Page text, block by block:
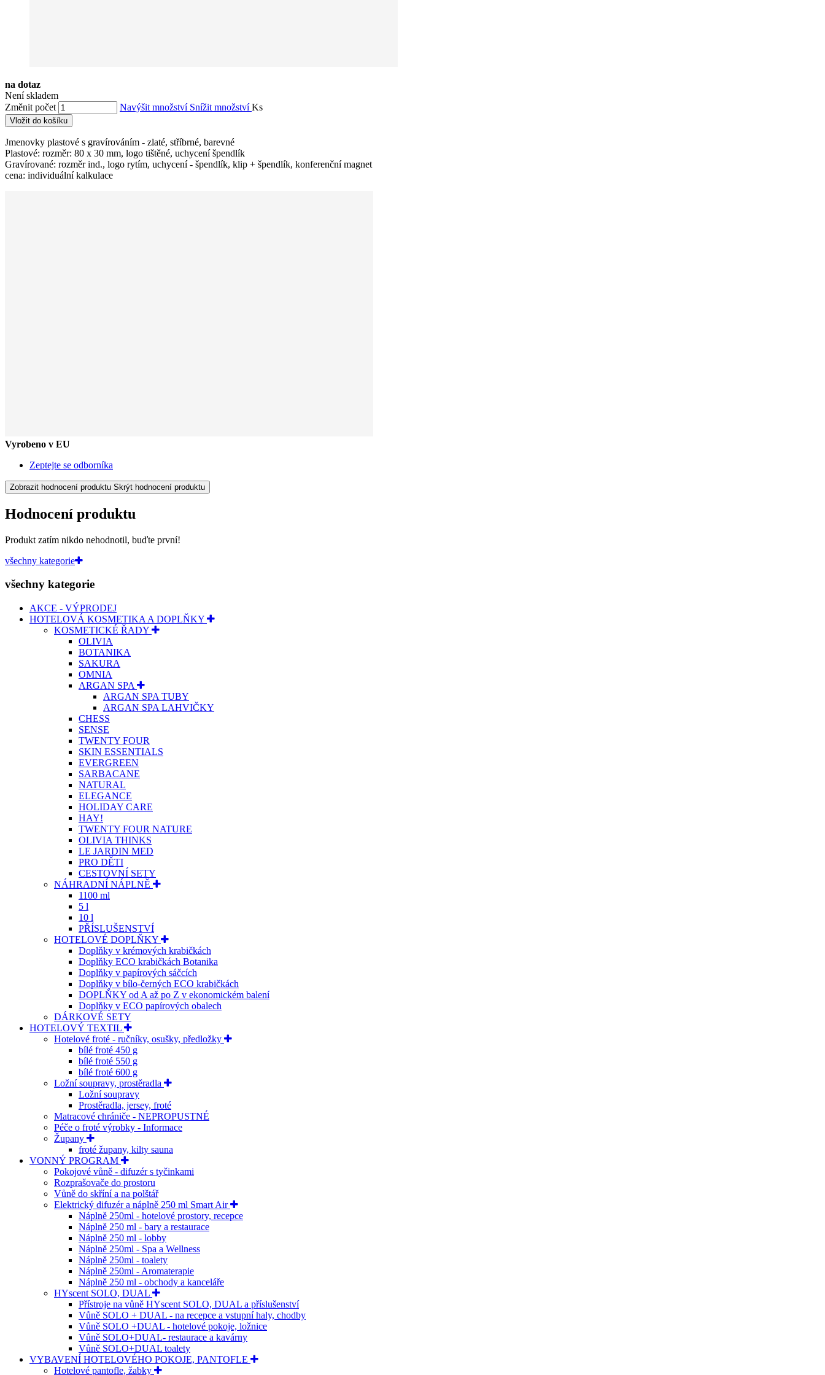
na dotaz
Není skladem
Změnit počet
Navýšit množství Snížit množstvíKs
Vložit do košíku
Jmenovky plastové s gravírováním - zlaté, stříbrné, barevné
Plastové: rozměr: 80 x 30 mm, logo tištěné, uchycení špendlík
Gravírované: rozměr ind., logo rytím, uchycení - špendlík, klip + špendlík, konferenční magnet
cena: individuální kalkulace
Vyrobeno v EU
Zeptejte se odborníka
Zobrazit hodnocení produktu Skrýt hodnocení produktu
Hodnocení produktu
Produkt zatím nikdo nehodnotil, buďte první!
všechny kategorie
všechny kategorie
AKCE - VÝPRODEJ
HOTELOVÁ KOSMETIKA A DOPLŇKY
KOSMETICKÉ ŘADY
OLIVIA
BOTANIKA
SAKURA
OMNIA
ARGAN SPA
ARGAN SPA TUBY
ARGAN SPA LAHVIČKY
CHESS
SENSE
TWENTY FOUR
SKIN ESSENTIALS
EVERGREEN
SARBACANE
NATURAL
ELEGANCE
HOLIDAY CARE
HAY!
TWENTY FOUR NATURE
OLIVIA THINKS
LE JARDIN MED
PRO DĚTI
CESTOVNÍ SETY
NÁHRADNÍ NÁPLNĚ
1100 ml
5 l
10 l
PŘÍSLUŠENSTVÍ
HOTELOVÉ DOPLŇKY
Doplňky v krémových krabičkách
Doplňky ECO krabičkách Botanika
Doplňky v papírových sáčcích
Doplňky v bílo-černých ECO krabičkách
DOPLŇKY od A až po Z v ekonomickém balení
Doplňky v ECO papírových obalech
DÁRKOVÉ SETY
HOTELOVÝ TEXTIL
Hotelové froté - ručníky, osušky, předložky
bílé froté 450 g
bílé froté 550 g
bílé froté 600 g
Ložní soupravy, prostěradla
Ložní soupravy
Prostěradla, jersey, froté
Matracové chrániče - NEPROPUSTNÉ
Péče o froté výrobky - Informace
Župany
froté župany, kilty sauna
VONNÝ PROGRAM
Pokojové vůně - difuzér s tyčinkami
Rozprašovače do prostoru
Vůně do skříní a na polštář
Elektrický difuzér a náplně 250 ml Smart Air
Náplně 250ml - hotelové prostory, recepce
Náplně 250 ml - bary a restaurace
Náplně 250 ml - lobby
Náplně 250ml - Spa a Wellness
Náplně 250ml - toalety
Náplně 250ml - Aromaterapie
Náplně 250 ml - obchody a kanceláře
HYscent SOLO, DUAL
Přístroje na vůně HYscent SOLO, DUAL a příslušenství
Vůně SOLO + DUAL - na recepce a vstupní haly, chodby
Vůně SOLO +DUAL - hotelové pokoje, ložnice
Vůně SOLO+DUAL- restaurace a kavárny
Vůně SOLO+DUAL toalety
VYBAVENÍ HOTELOVÉHO POKOJE, PANTOFLE
Hotelové pantofle, žabky